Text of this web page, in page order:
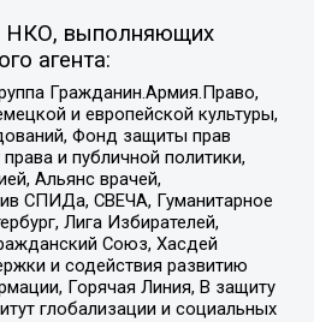
НКО, выполняющих
агента:
Гражданин.Армия.Право,
и европейской культуры,
Фонд защиты прав
и публичной политики,
Альянс врачей,
СПИДа, СВЕЧА, Гуманитарное
Лига Избирателей,
Союз, Хасдей
и содействия развитию
Горячая Линия, В защиту
глобализации и социальных